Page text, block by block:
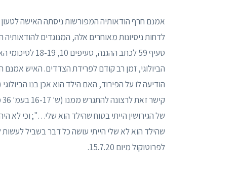
אמנם חרף הודאותיה המפורשות ניסתה האישה לטעון
סעיף 59 לכתב
הביולוגי, זמן רב קודם לפרידת הצדדים. האיש
של הגירושין הייתי בטוח שהילד הוא שלי…"; וכי
לפרוטוקול מיום 15.7.20.